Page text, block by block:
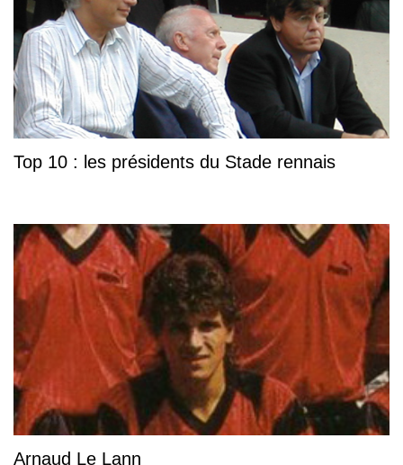
Top 10 : les présidents du Stade rennais
Arnaud Le Lann